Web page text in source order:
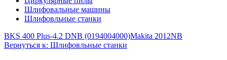
Шлифовальные машины
Шлифовльные станки
BKS 400 Plus-4.2 DNB (0194004000)Makita 2012NB
Вернуться к: Шлифовльные станки